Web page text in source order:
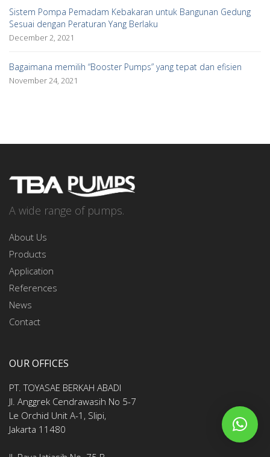
Sistem Pompa Pemadam Kebakaran untuk Bangunan Gedung
Sesuai dengan Peraturan Yang Berlaku
December 2, 2021
Bagaimana memilih “Booster Pumps” yang tepat dan efisien
November 24, 2021
A wide range of pumps.
About Us
Products
Application
References
News
Contact
OUR OFFICES
PT. TOYASAE BERKAH ABADI
Jl. Anggrek Cendrawasih No 5-7
Le Orchid Unit A-1, Slipi,
Jakarta 11480